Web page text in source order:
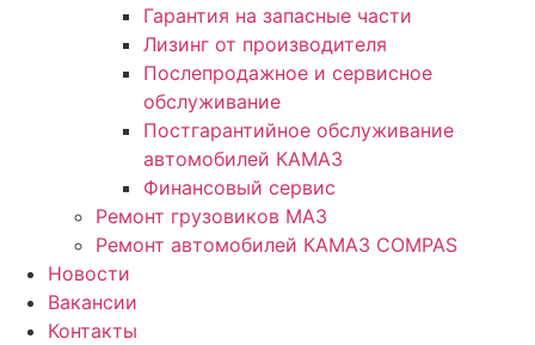
Гарантия на запасные части
Лизинг от производителя
Послепродажное и сервисное
обслуживание
Постгарантийное обслуживание
автомобилей КАМАЗ
Финансовый сервис
Ремонт грузовиков МАЗ
Ремонт автомобилей КАМАЗ COMPAS
Новости
Вакансии
Контакты